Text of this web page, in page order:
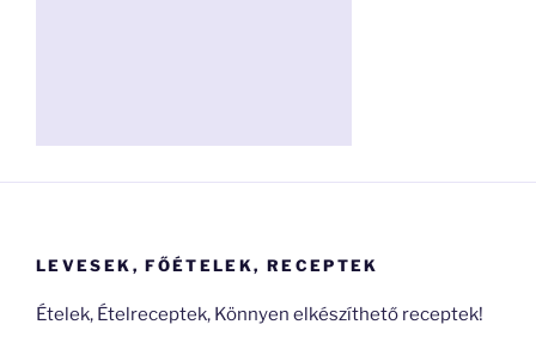
LEVESEK, FŐÉTELEK, RECEPTEK
Ételek, Ételreceptek, Könnyen elkészíthető receptek!